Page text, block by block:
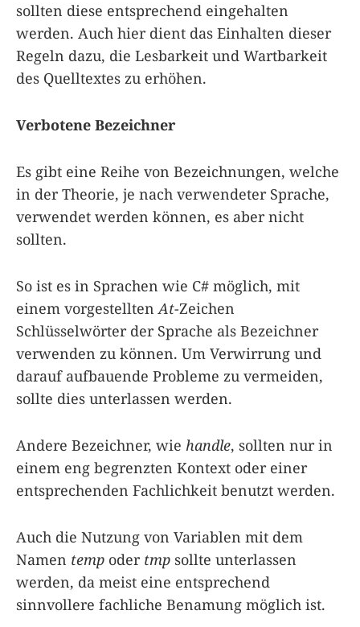
sollten diese entsprechend eingehalten
werden. Auch hier dient das Einhalten dieser
Regeln dazu, die Lesbarkeit und Wartbarkeit
des Quelltextes zu erhöhen.
Verbotene Bezeichner
Es gibt eine Reihe von Bezeichnungen, welche
in der Theorie, je nach verwendeter Sprache,
verwendet werden können, es aber nicht
sollten.
So ist es in Sprachen wie C# möglich, mit
einem vorgestelltenAt-Zeichen
Schlüsselwörter der Sprache als Bezeichner
verwenden zu können. Um Verwirrung und
darauf aufbauende Probleme zu vermeiden,
sollte dies unterlassen werden.
Andere Bezeichner, wie handle, sollten nur in
einem eng begrenzten Kontext oder einer
entsprechenden Fachlichkeit benutzt werden.
Auch die Nutzung von Variablen mit dem
Namen temp oder tmp sollte unterlassen
werden, da meist eine entsprechend
sinnvollere fachliche Benamung möglich ist.